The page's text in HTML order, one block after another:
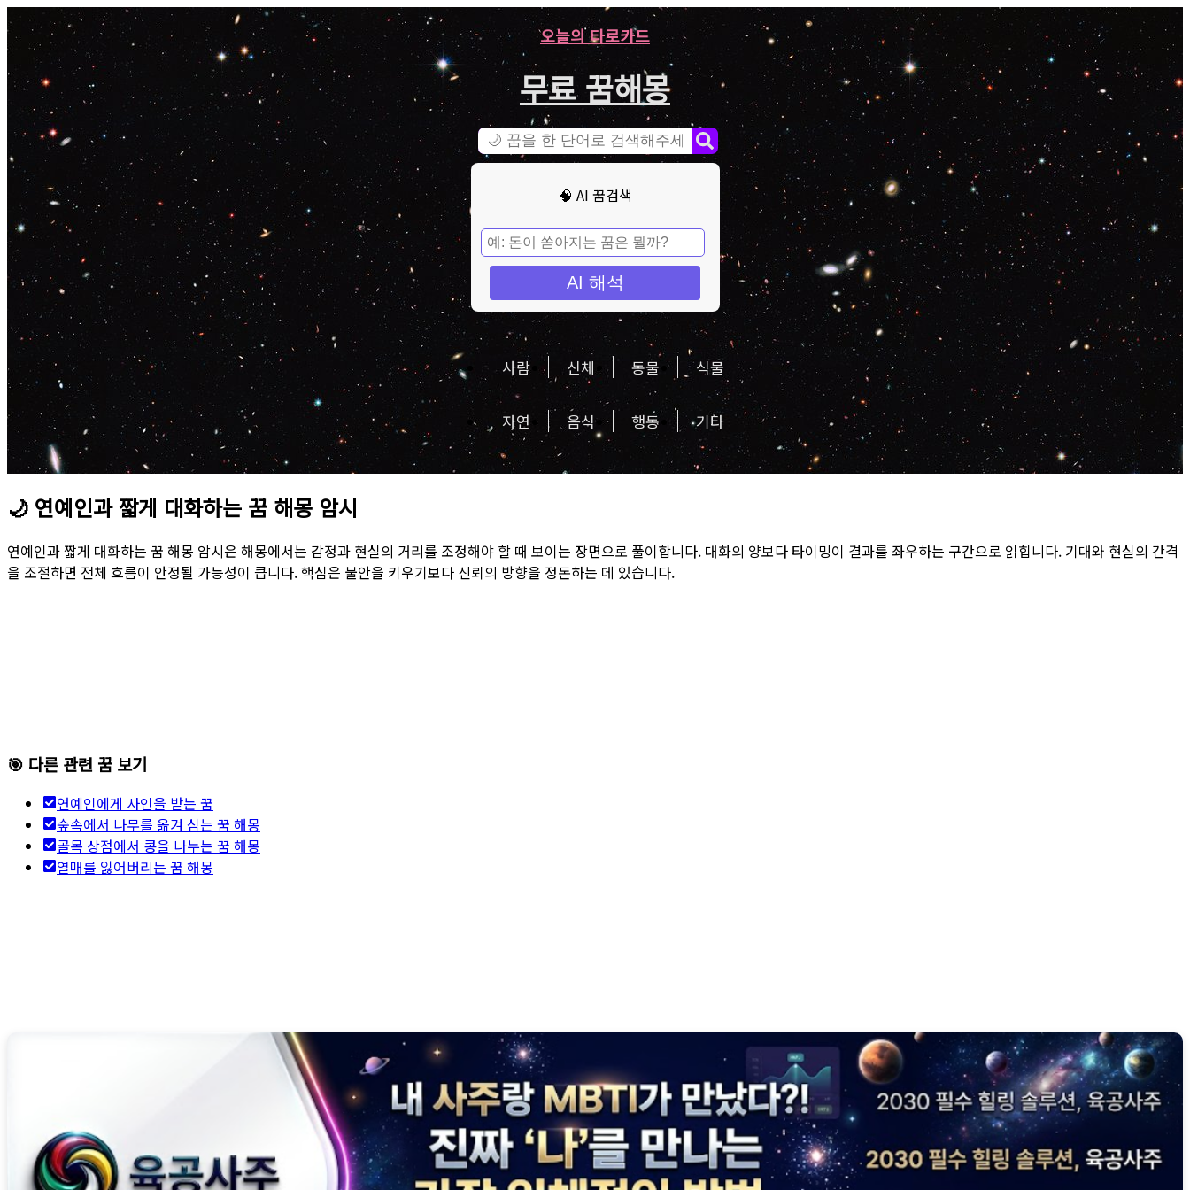
오늘의 타로카드
무료 꿈해몽
🧠 AI 꿈검색
AI 해석
사람 신체 동물 식물
자연 음식 행동 기타
🌙 연예인과 짧게 대화하는 꿈 해몽 암시
연예인과 짧게 대화하는 꿈 해몽 암시은 해몽에서는 감정과 현실의 거리를 조정해야 할 때 보이는 장면으로 풀이합니다. 대화의 양보다 타이밍이 결과를 좌우하는 구간으로 읽힙니다. 기대와 현실의 간격
을 조절하면 전체 흐름이 안정될 가능성이 큽니다. 핵심은 불안을 키우기보다 신뢰의 방향을 정돈하는 데 있습니다.
🎯 다른 관련 꿈 보기
연예인에게 사인을 받는 꿈
숲속에서 나무를 옮겨 심는 꿈 해몽
골목 상점에서 콩을 나누는 꿈 해몽
열매를 잃어버리는 꿈 해몽